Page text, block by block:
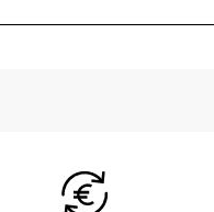
Interior